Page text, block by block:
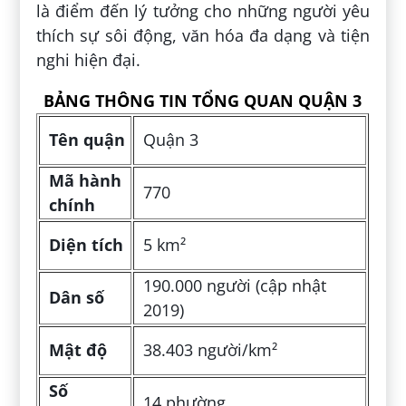
là điểm đến lý tưởng cho những người yêu
thích sự sôi động, văn hóa đa dạng và tiện
nghi hiện đại.
BẢNG THÔNG TIN TỔNG QUAN QUẬN 3
Tên quận
Quận 3
Mã hành
chính
770
Diện tích 5 km²
Dân số
190.000 người (cập nhật
2019)
Mật độ
38.403 người/km²
Số